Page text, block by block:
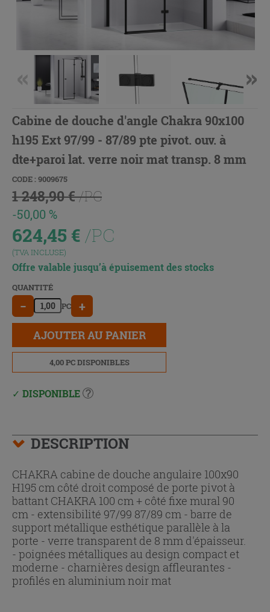
Cabine de douche d'angle Chakra 90x100
h195 Ext 97/99 - 87/89 pte pivot. ouv. à
dte+paroi lat. verre noir mat transp. 8 mm
CODE : 9009675
1 248,90 €/PC
-50,00 %
624,45 € /PC
(TVA INCLUSE)
Offre valable jusqu’à épuisement des stocks
QUANTITÉ
− PC +
AJOUTER AU PANIER
4,00 PC DISPONIBLES
DISPONIBLE
DESCRIPTION
CHAKRA cabine de douche angulaire 100x90
H195 cm côté droit composé de porte pivot à
battant CHAKRA 100 cm + côté fixe mural 90
cm - extensibilité 97/99 87/89 cm - barre de
support métallique esthétique parallèle à la
porte - verre transparent de 8 mm d'épaisseur.
- poignées métalliques au design compact et
moderne - charnières design affleurantes -
profilés en aluminium noir mat